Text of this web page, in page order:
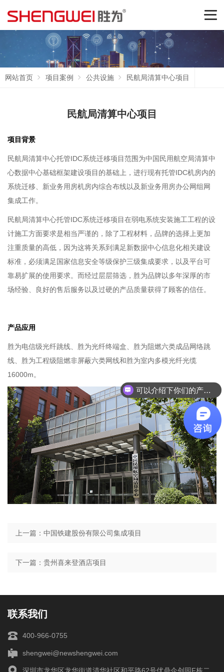
网站首页 项目案例 公共设施 民航局清算中心项目
民航局清算中心项目
项目背景
民航局清算中心托管IDC系统迁移项目范围为中国民用航空局清算中
心数据中心基础框架建设项目的基础上，进行现有托管IDC机房内的
系统迁移、新业务用房机房内综合布线以及新业务用房办公网组网
集成工作。
民航局清算中心托管IDC系统迁移项目在弱电系统安装施工工程的设
计施工方面要求是相当严谨的，除了工程材料，品牌的选择上更加
注重质量的高低，因为这将关系到满足新数据中心信息化相关建设
标准，必须满足国家信息安全等级保护三级集成要求，以及平台可
靠易扩展的使用要求。而经过层层筛选，胜为品牌以多年深厚的市
场经验、良好的售后服务以及过硬的产品质量获得了顾客的信任。
产品应用
胜为电信级光纤跳线、胜为光纤终端盒、胜为阻燃六类成品网络跳
线、胜为工程级阻燃非屏蔽六类网线和胜为室内多模光纤光缆
16000m。
上一篇：中国铁建股份有限公司集成项目
下一篇：贵州喜来登酒店项目
联系我们
400-966-0755
shengwei@newshengwei.com
可以介绍下你们的产品么